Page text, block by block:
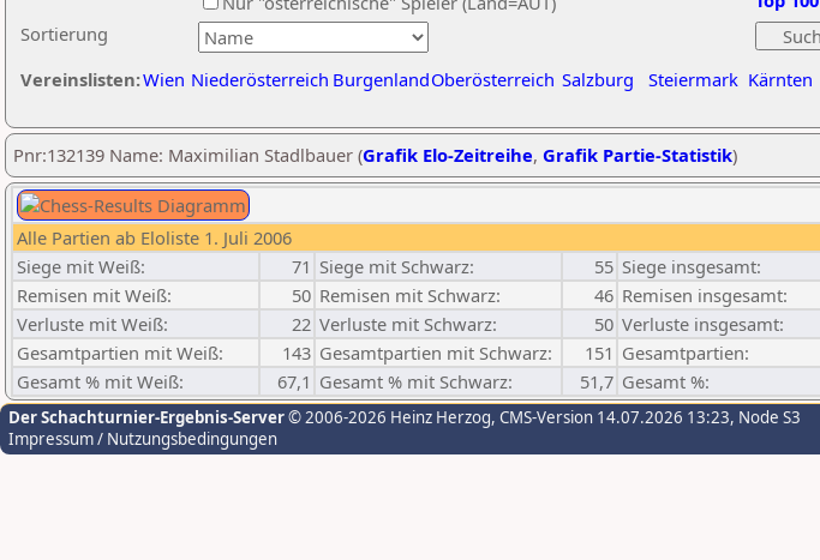
Sortierung
Vereinslisten:Wien Niederösterreich BurgenlandOberösterreich Salzburg Steiermark Kärnten
Pnr:132139 Name: Maximilian Stadlbauer (Grafik Elo-Zeitreihe, Grafik Partie-Statistik)
Alle Partien ab Eloliste 1. Juli 2006
Siege mit Weiß:
71 Siege mit Schwarz: 55 Siege insgesamt:
Remisen mit Weiß:
50 Remisen mit Schwarz: 46 Remisen insgesamt:
Verluste mit Weiß:
22 Verluste mit Schwarz: 50 Verluste insgesamt:
Gesamtpartien mit Weiß:
143 Gesamtpartien mit Schwarz: 151 Gesamtpartien:
Gesamt % mit Weiß:
67,1 Gesamt % mit Schwarz: 51,7 Gesamt %:
Der Schachturnier-Ergebnis-Server© 2006-2026 Heinz Herzog, CMS-Version 14.07.2026 13:23, Node S3
Impressum / Nutzungsbedingungen